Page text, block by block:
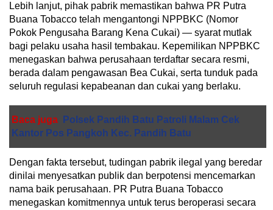
Lebih lanjut, pihak pabrik memastikan bahwa PR Putra
Buana Tobacco telah mengantongi NPPBKC (Nomor
Pokok Pengusaha Barang Kena Cukai) — syarat mutlak
bagi pelaku usaha hasil tembakau. Kepemilikan NPPBKC
menegaskan bahwa perusahaan terdaftar secara resmi,
berada dalam pengawasan Bea Cukai, serta tunduk pada
seluruh regulasi kepabeanan dan cukai yang berlaku.
Baca juga
Polsek Pandih Batu Patroli Malam Cek
Kantor Pos Pangkoh Kec. Pandih Batu
Dengan fakta tersebut, tudingan pabrik ilegal yang beredar
dinilai menyesatkan publik dan berpotensi mencemarkan
nama baik perusahaan. PR Putra Buana Tobacco
menegaskan komitmennya untuk terus beroperasi secara